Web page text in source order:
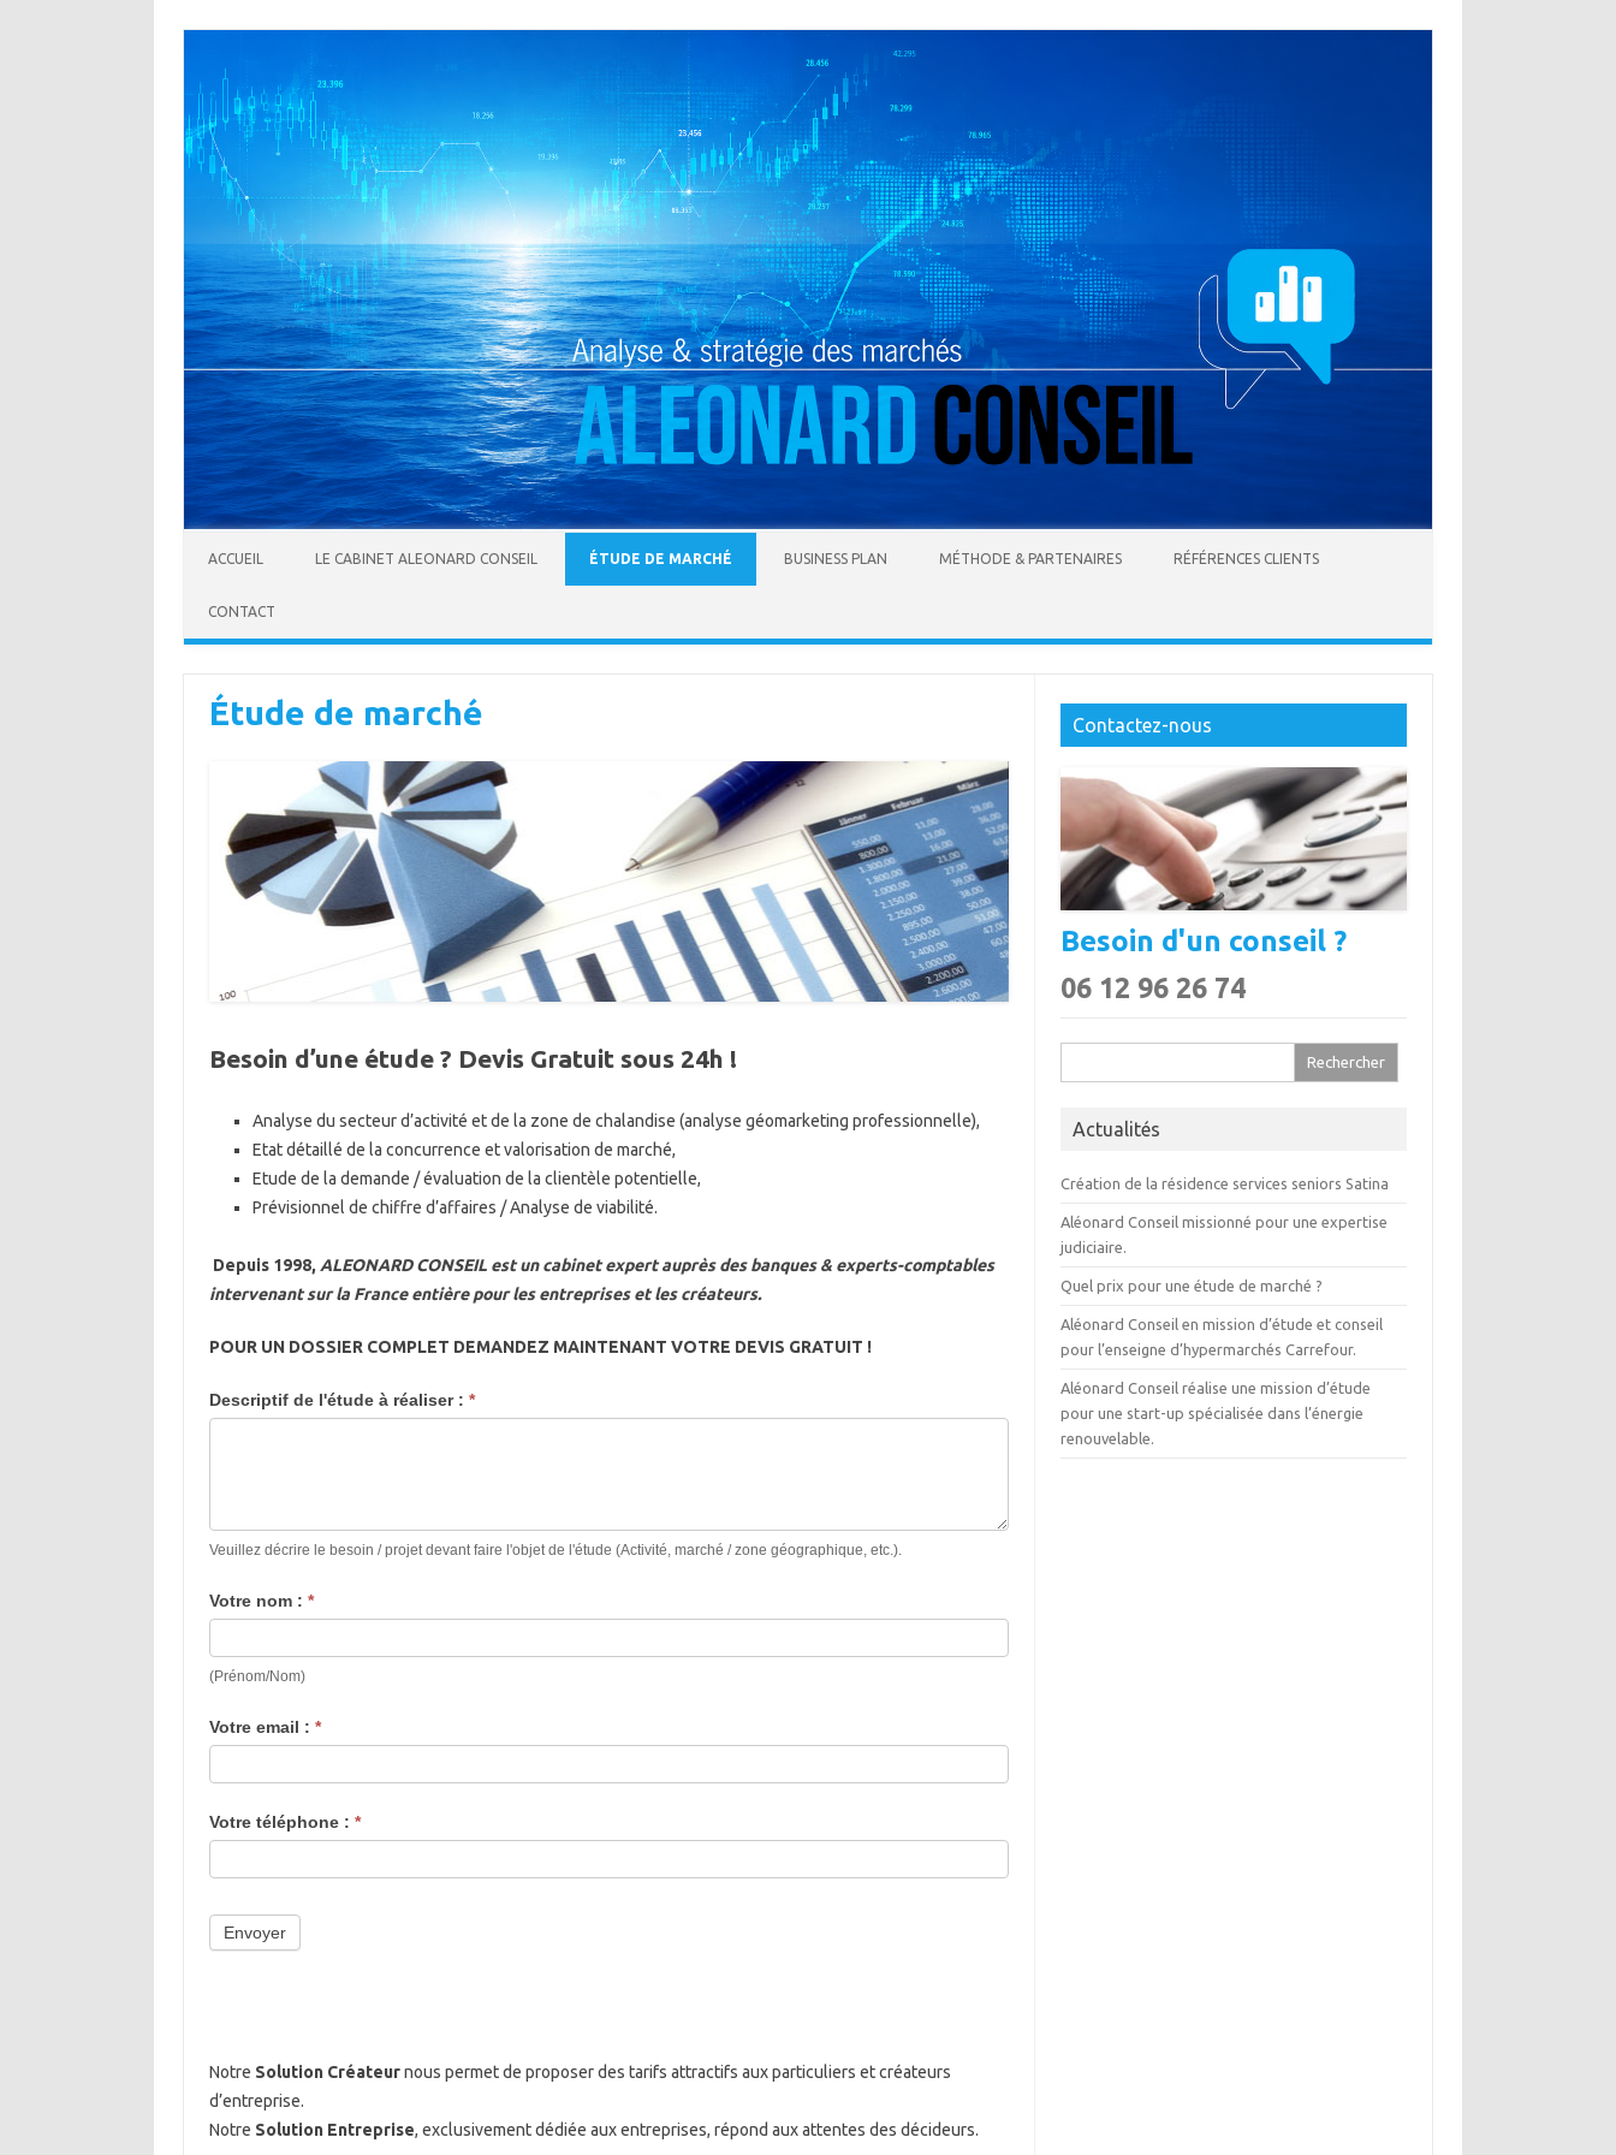
ACCUEIL LE CABINET ALEONARD CONSEIL ÉTUDE DE MARCHÉ BUSINESS PLAN MÉTHODE & PARTENAIRES RÉFÉRENCES CLIENTS
CONTACT
Étude de marché
Besoin d’une étude ? Devis Gratuit sous 24h !
Analyse du secteur d’activité et de la zone de chalandise (analyse géomarketing professionnelle),
Etat détaillé de la concurrence et valorisation de marché,
Etude de la demande / évaluation de la clientèle potentielle,
Prévisionnel de chiffre d’affaires / Analyse de viabilité.
Depuis 1998, ALEONARD CONSEIL est un cabinet expert auprès des banques & experts-comptables
intervenant sur la France entière pour les entreprises et les créateurs.
POUR UN DOSSIER COMPLET DEMANDEZ MAINTENANT VOTRE DEVIS GRATUIT !
Devis
étude
Descriptif de l'étude à réaliser : *
Veuillez décrire le besoin / projet devant faire l'objet de l'étude (Activité, marché / zone géographique, etc.).
Votre nom : *
(Prénom/Nom)
Votre email : *
Votre téléphone : *
Envoyer
Notre Solution Créateurnous permet de proposer des tarifs attractifs aux particuliers et créateurs
d’entreprise.
Notre Solution Entreprise, exclusivement dédiée aux entreprises, répond aux attentes des décideurs.
Contactez-nous
Besoin d'un conseil ?
06 12 96 26 74
Actualités
Création de la résidence services seniors Satina
Aléonard Conseil missionné pour une expertise
judiciaire.
Quel prix pour une étude de marché ?
Aléonard Conseil en mission d’étude et conseil
pour l’enseigne d’hypermarchés Carrefour.
Aléonard Conseil réalise une mission d’étude
pour une start-up spécialisée dans l’énergie
renouvelable.